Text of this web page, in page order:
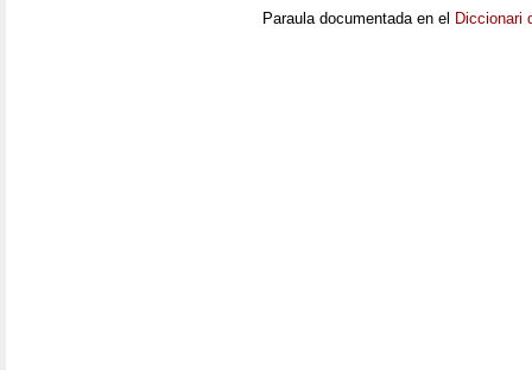
Paraula documentada en el Diccionari